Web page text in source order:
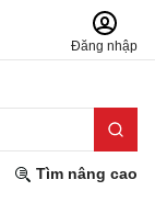
Đăng nhập
Tìm nâng cao